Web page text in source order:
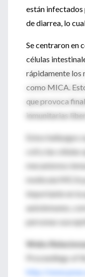
están infectados
de diarrea, lo
Se centraron en
células
rápidamente los
como MICA.
que provoca
inmunitarias
Estos hallazgos
coli y las
mecanismos
molécula MICA
importante en la
autoinmunes,
personas
Webs
Proceedings of
http://